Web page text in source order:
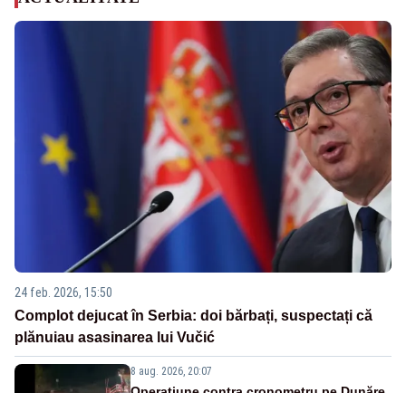
24 feb. 2026, 15:50
Complot dejucat în Serbia: doi bărbați, suspectați că
plănuiau asasinarea lui Vučić
8 aug. 2026, 20:07